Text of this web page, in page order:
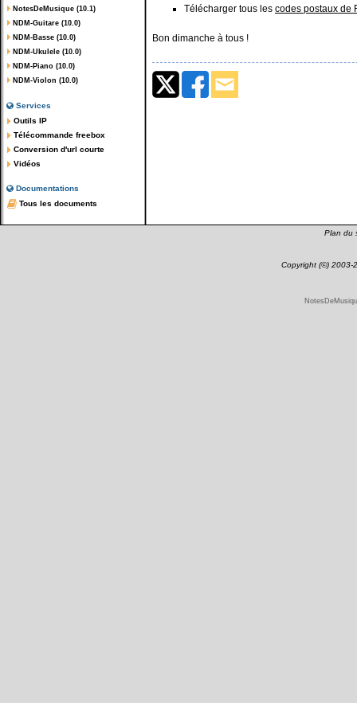
NotesDeMusique (10.1)
NDM-Guitare (10.0)
NDM-Basse (10.0)
NDM-Ukulele (10.0)
NDM-Piano (10.0)
NDM-Violon (10.0)
Services
Outils IP
Télécommande freebox
Conversion d'url courte
Vidéos
Documentations
Tous les documents
Télécharger tous les codes postaux de
Bon dimanche à tous !
Plan du
Copyright (©) 2003-